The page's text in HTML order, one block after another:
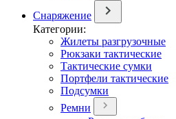
Снаряжение
Категории:
Жилеты разгрузочные
Рюкзаки тактические
Тактические сумки
Портфели тактические
Подсумки
Ремни